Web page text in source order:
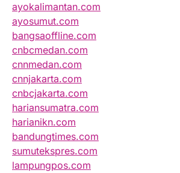
ayokalimantan.com
ayosumut.com
bangsaoffline.com
cnbcmedan.com
cnnmedan.com
cnnjakarta.com
cnbcjakarta.com
hariansumatra.com
harianikn.com
bandungtimes.com
sumutekspres.com
lampungpos.com